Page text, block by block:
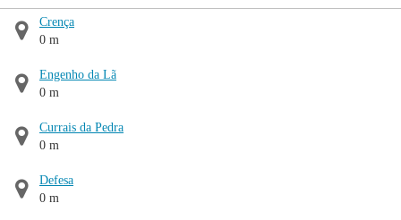
Crença
0 m
Engenho da Lã
0 m
Currais da Pedra
0 m
Defesa
0 m